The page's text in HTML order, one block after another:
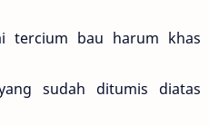
tercium bau harum khas
sudah ditumis diatas